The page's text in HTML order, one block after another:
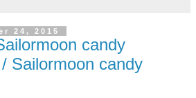
24, 2015
candy
Sailormoon candy